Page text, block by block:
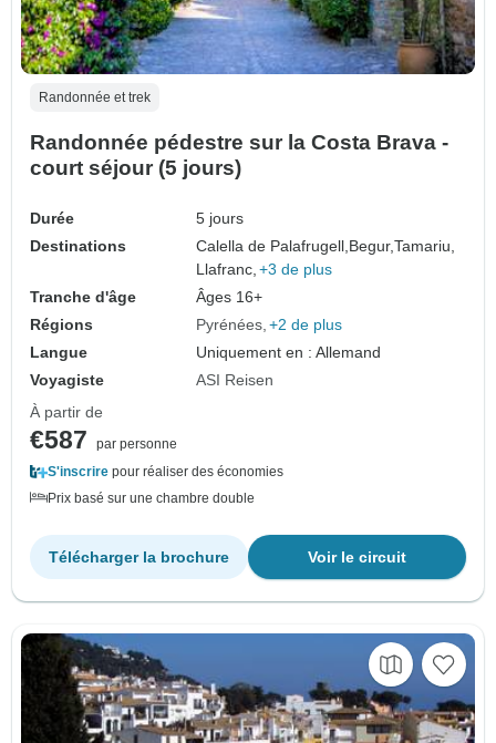
Randonnée et trek
Randonnée pédestre sur la Costa Brava -
court séjour (5 jours)
Durée
5 jours
Destinations
Calella de Palafrugell,Begur,Tamariu,
Llafranc, +3 de plus
Tranche d'âge
Âges 16+
Régions
Pyrénées +2 de plus
Langue
Uniquement en : Allemand
Voyagiste
ASI Reisen
À partir de
€587
par personne
S'inscrire pour réaliser des économies
Prix basé sur une chambre double
Voir le circuit
Télécharger la brochure